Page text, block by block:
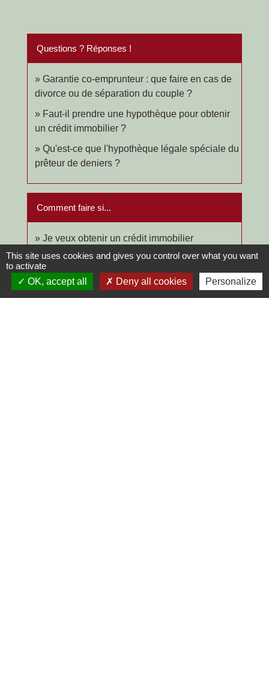
Questions ? Réponses !
Garantie co-emprunteur : que faire en cas de
divorce ou de séparation du couple ?
Faut-il prendre une hypothèque pour obtenir
un crédit immobilier ?
Qu'est-ce que l'hypothèque légale spéciale du
prêteur de deniers ?
Comment faire si...
Je veux obtenir un crédit immobilier
Signaler une erreur sur cette page
This site uses cookies and gives you control over what you want
to activate
OK, accept all
Deny all cookies Personalize